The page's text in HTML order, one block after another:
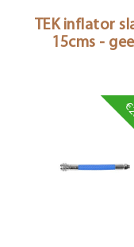
TEK inflator
15cms -